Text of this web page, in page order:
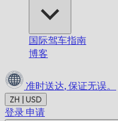
国际驾车指南
博客
准时送达, 保证无误。
ZH | USD
登录 申请